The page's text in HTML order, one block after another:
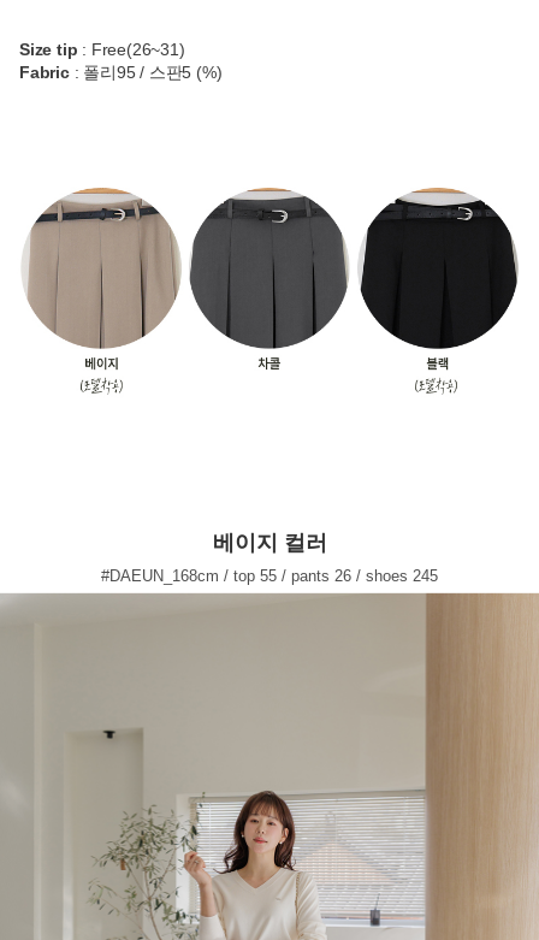
Size tip : Free(26~31)
Fabric: 폴리95 / 스판5 (%)
베이지 컬러
#DAEUN_168cm / top 55 / pants 26 / shoes 245